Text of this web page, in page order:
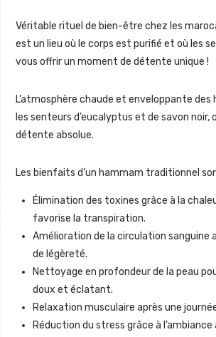
Véritable rituel de bien-être chez les
est un lieu où le corps est purifié et où les
vous offrir un moment de détente unique !
L’atmosphère chaude et enveloppante des
les senteurs d’eucalyptus et de savon
détente absolue.
Les bienfaits d’un hammam traditionnel
Élimination des toxines grâce à la
favorise la transpiration.
Amélioration de la circulation sanguine
de légèreté.
Nettoyage en profondeur de la peau
doux et éclatant.
Relaxation musculaire après une
Réduction du stress grâce à